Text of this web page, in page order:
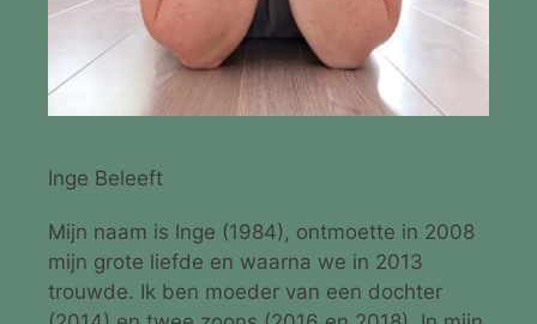
Inge Beleeft
Mijn naam is Inge (1984), ontmoette in 2008
mijn grote liefde en waarna we in 2013
trouwde. Ik ben moeder van een dochter